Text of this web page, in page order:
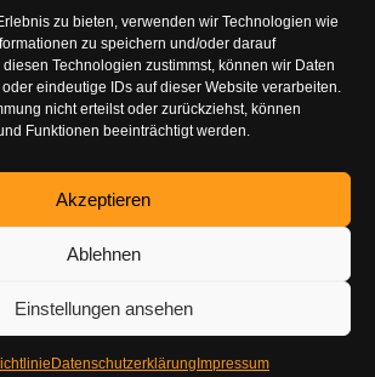
zu bieten, verwenden wir Technologien wie
zu speichern und/oder darauf
Technologien zustimmst, können wir Daten
eindeutige IDs auf dieser Website verarbeiten.
nicht erteilst oder zurückziehst, können
Funktionen beeinträchtigt werden.
Akzeptieren
Ablehnen
Einstellungen ansehen
Datenschutzerklärung Impressum
7777801
info@tuning-
vor-ort.com
DE-86179
g
Impressu
m